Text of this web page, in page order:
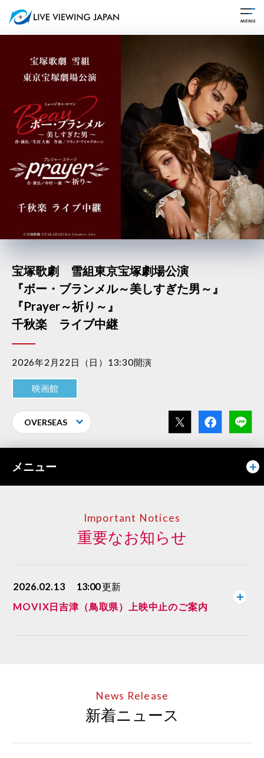
宝塚歌劇 雪組東京宝塚劇場公演
『ボー・ブランメル～美しすぎた男～』
『Prayer～祈り～』
千秋楽 ライブ中継
2026年2月22日（日）13:30開演
映画館
OVERSEAS
メニュー
Important Notices
重要なお知らせ
2026.02.13 13:00更新
MOVIX日吉津（鳥取県）上映中止のご案内
News Release
新着ニュース